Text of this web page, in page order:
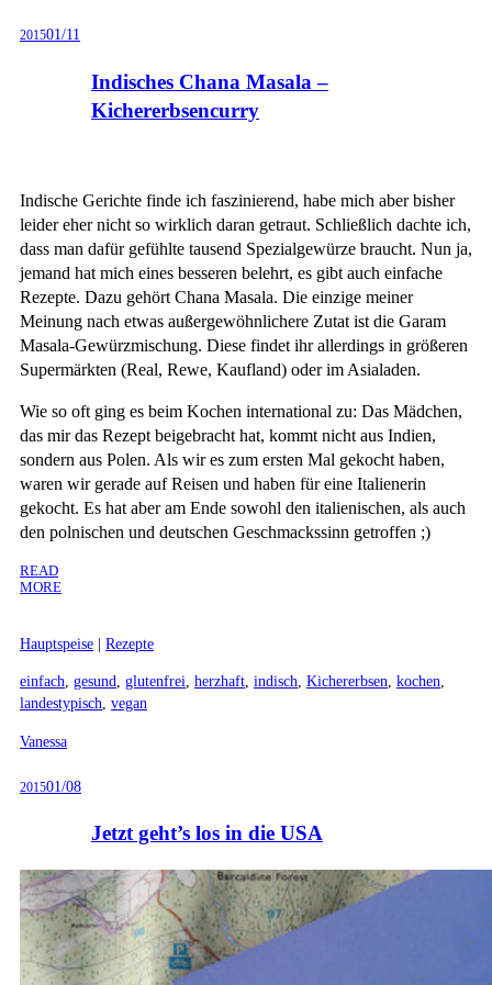
201501/11
Indisches Chana Masala –
Kichererbsencurry
Indische Gerichte finde ich faszinierend, habe mich aber bisher
leider eher nicht so wirklich daran getraut. Schließlich dachte ich,
dass man dafür gefühlte tausend Spezialgewürze braucht. Nun ja,
jemand hat mich eines besseren belehrt, es gibt auch einfache
Rezepte. Dazu gehört Chana Masala. Die einzige meiner
Meinung nach etwas außergewöhnlichere Zutat ist die Garam
Masala-Gewürzmischung. Diese findet ihr allerdings in größeren
Supermärkten (Real, Rewe, Kaufland) oder im Asialaden.
Wie so oft ging es beim Kochen international zu: Das Mädchen,
das mir das Rezept beigebracht hat, kommt nicht aus Indien,
sondern aus Polen. Als wir es zum ersten Mal gekocht haben,
waren wir gerade auf Reisen und haben für eine Italienerin
gekocht. Es hat aber am Ende sowohl den italienischen, als auch
den polnischen und deutschen Geschmackssinn getroffen ;)
READ
MORE
Hauptspeise | Rezepte
einfach, gesund, glutenfrei, herzhaft, indisch, Kichererbsen, kochen,
landestypisch, vegan
Vanessa
201501/08
Jetzt geht’s los in die USA